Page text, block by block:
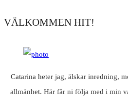
VÄLKOMMEN HIT!
Catarina heter jag, älskar inredning,
allmänhet. Här får ni följa med i min